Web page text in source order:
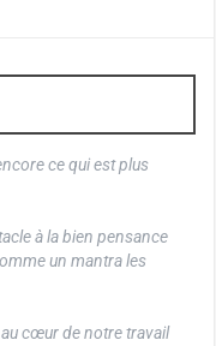
ce qui est plus
à la bien pensance
un mantra les
cœur de notre travail